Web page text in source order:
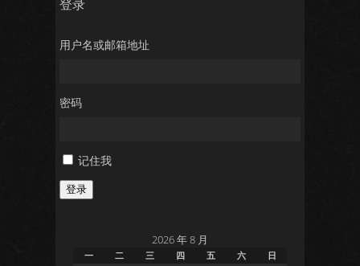
登录
用户名或邮箱地址
密码
记住我
登录
2026 年 8 月
一 二 三 四 五 六 日